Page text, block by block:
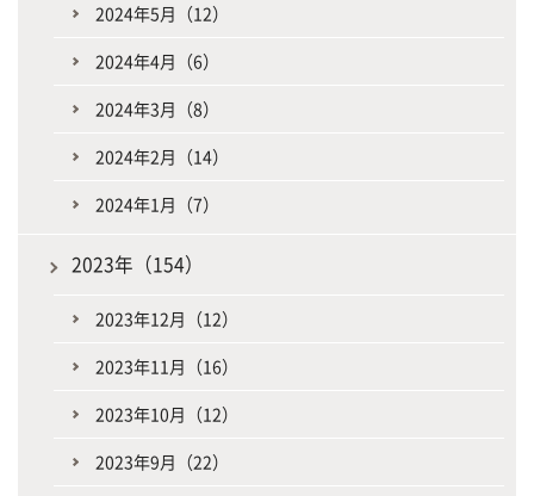
2024年5月（12）
2024年4月（6）
2024年3月（8）
2024年2月（14）
2024年1月（7）
2023年（154）
2023年12月（12）
2023年11月（16）
2023年10月（12）
2023年9月（22）